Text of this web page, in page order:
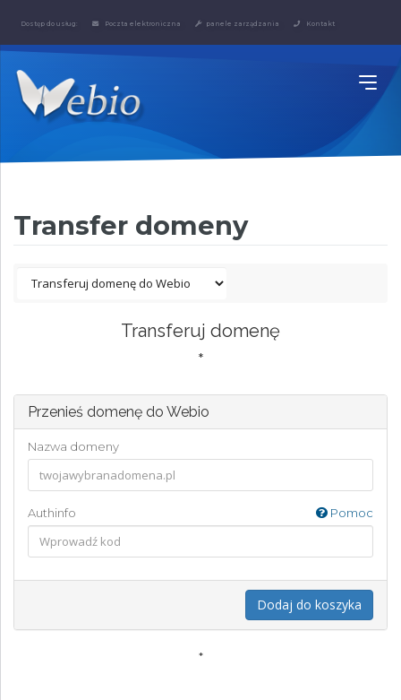
Dostęp do usług: Poczta elektroniczna panele zarządzania Kontakt
Transfer domeny
Transferuj domenę
*
Przenieś domenę do Webio
Nazwa domeny
Authinfo Pomoc
Dodaj do koszyka
*